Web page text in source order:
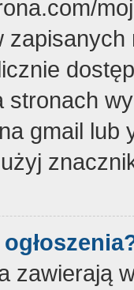
stronach
gmail lub
zawierają